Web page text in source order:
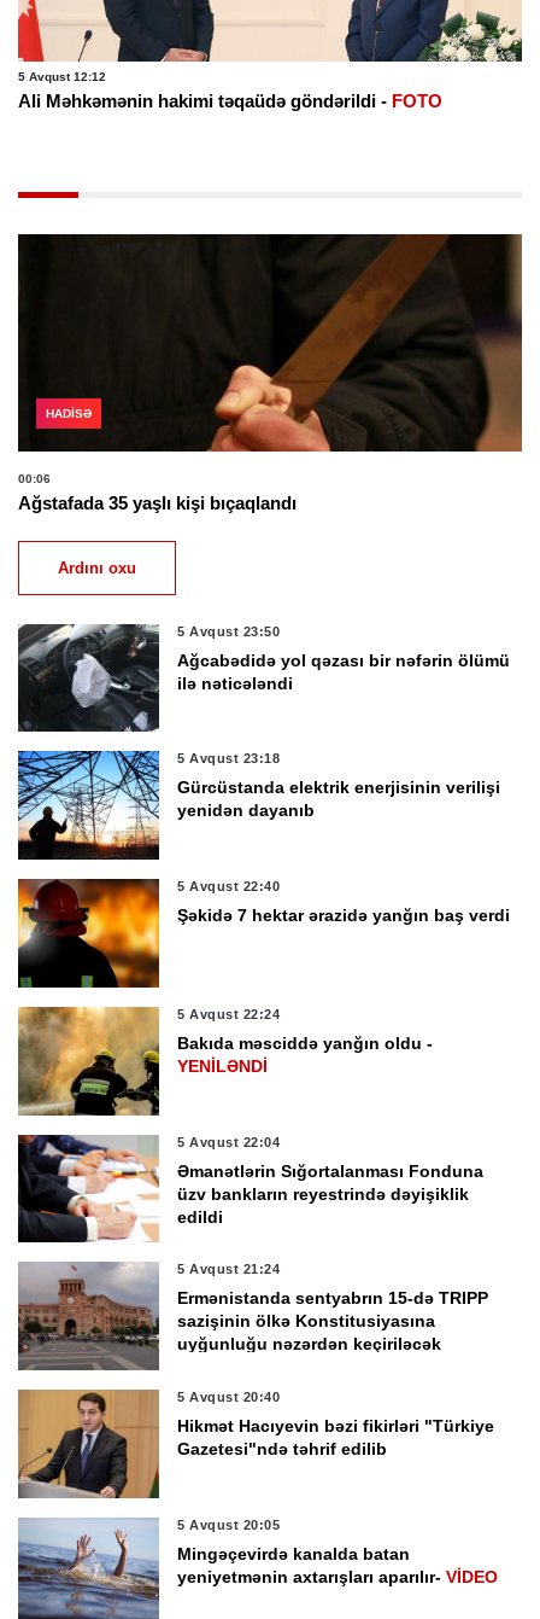
5 Avqust 12:12
Ali Məhkəmənin hakimi təqaüdə göndərildi - FOTO
HADISƏ
00:06
Ağstafada 35 yaşlı kişi bıçaqlandı
Ardını oxu
5 Avqust 23:50
Ağcabədidə yol qəzası bir nəfərin ölümü
ilə nəticələndi
5 Avqust 23:18
Gürcüstanda elektrik enerjisinin verilişi
yenidən dayanıb
5 Avqust 22:40
Şəkidə 7 hektar ərazidə yanğın baş verdi
5 Avqust 22:24
Bakıda məsciddə yanğın oldu -
YENİLƏNDİ
5 Avqust 22:04
Əmanətlərin Sığortalanması Fonduna
üzv bankların reyestrində dəyişiklik
edildi
5 Avqust 21:24
Ermənistanda sentyabrın 15-də TRIPP
sazişinin ölkə Konstitusiyasına
uyğunluğu nəzərdən keçiriləcək
5 Avqust 20:40
Hikmət Hacıyevin bəzi fikirləri "Türkiye
Gazetesi"ndə təhrif edilib
5 Avqust 20:05
Mingəçevirdə kanalda batan
yeniyetmənin axtarışları aparılır-VİDEO